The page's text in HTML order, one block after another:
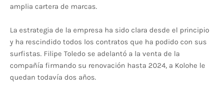
amplia cartera de marcas.
La estrategia de la empresa ha sido clara desde el principio
y ha rescindido todos los contratos que ha podido con sus
surfistas. Filipe Toledo se adelantó a la venta de la
compañía firmando su renovación hasta 2024, a Kolohe le
quedan todavía dos años.